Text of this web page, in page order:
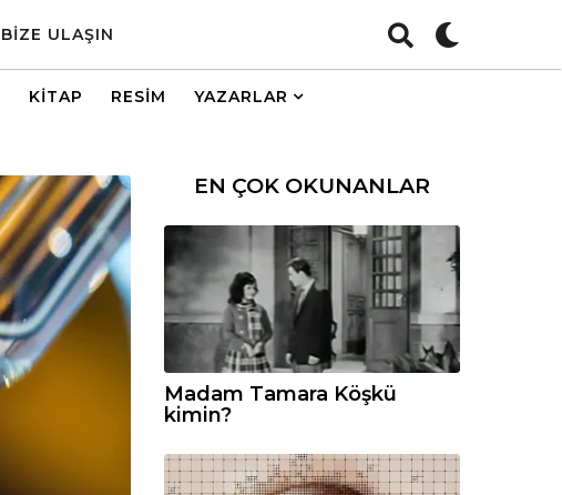
BIZE ULAŞIN
KITAP RESIM YAZARLAR
EN ÇOK OKUNANLAR
Madam Tamara Köşkü
kimin?